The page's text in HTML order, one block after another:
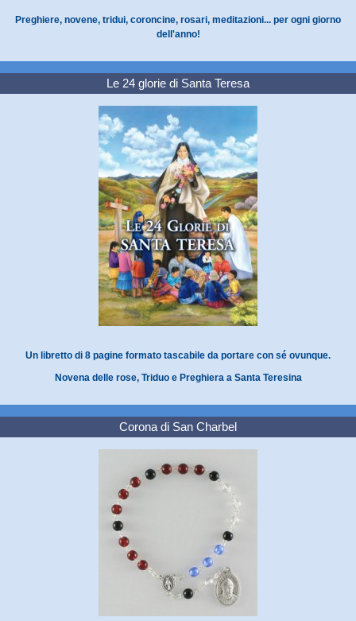
Preghiere, novene, tridui, coroncine, rosari, meditazioni... per ogni giorno
dell'anno!
Le 24 glorie di Santa Teresa
Un libretto di 8 pagine formato tascabile da portare con sé ovunque.
Novena delle rose, Triduo e Preghiera a Santa Teresina
Corona di San Charbel